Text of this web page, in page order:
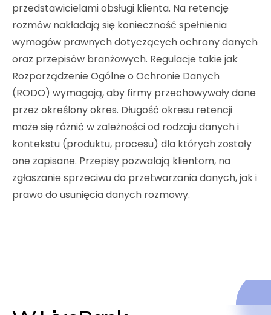
przedstawicielami obsługi klienta. Na retencję
rozmów nakładają się konieczność spełnienia
wymogów prawnych dotyczących ochrony danych
oraz przepisów branżowych. Regulacje takie jak
Rozporządzenie Ogólne o Ochronie Danych
(RODO) wymagają, aby firmy przechowywały dane
przez określony okres. Długość okresu retencji
może się różnić w zależności od rodzaju danych i
kontekstu (produktu, procesu) dla których zostały
one zapisane. Przepisy pozwalają klientom, na
zgłaszanie sprzeciwu do przetwarzania danych, jak i
prawo do usunięcia danych rozmowy.